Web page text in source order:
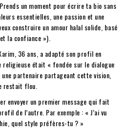
Prends un moment pour écrire ta bio sans
essentielles, une passion et une
construire un amour halal solide, basé
la confiance »).
36 ans, a adapté son profil en
était « fondée sur le dialogue
partenaire partageant cette vision,
restait flou.
envoyer un premier message qui fait
de l’autre. Par exemple : « J’ai vu
quel style préfères-tu ? »